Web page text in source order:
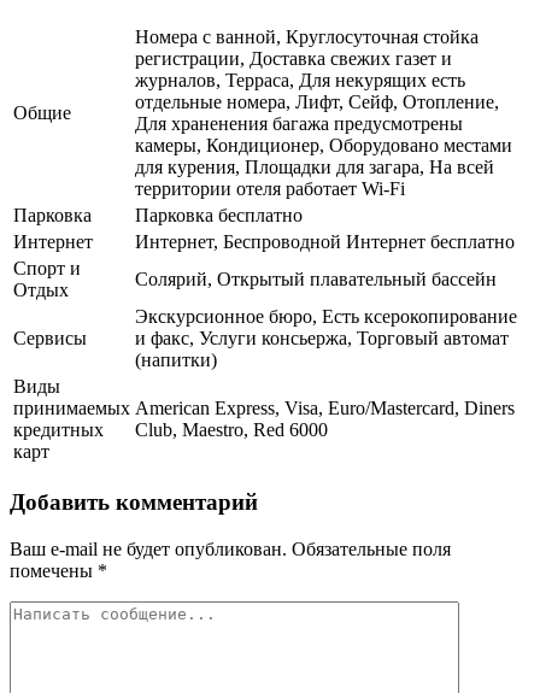
Общие
Номера с ванной, Круглосуточная стойка
регистрации, Доставка свежих газет и
журналов, Терраса, Для некурящих есть
отдельные номера, Лифт, Сейф, Отопление,
Для храненения багажа предусмотрены
камеры, Кондиционер, Оборудовано местами
для курения, Площадки для загара, На всей
территории отеля работает Wi-Fi
Парковка
Парковка бесплатно
Интернет
Интернет, Беспроводной Интернет бесплатно
Спорт и
Отдых
Солярий, Открытый плавательный бассейн
Сервисы
Экскурсионное бюро, Есть ксерокопирование
и факс, Услуги консьержа, Торговый автомат
(напитки)
Виды
принимаемых
кредитных
карт
American Express, Visa, Euro/Mastercard, Diners
Club, Maestro, Red 6000
Добавить комментарий
Ваш e-mail не будет опубликован. Обязательные поля
помечены *